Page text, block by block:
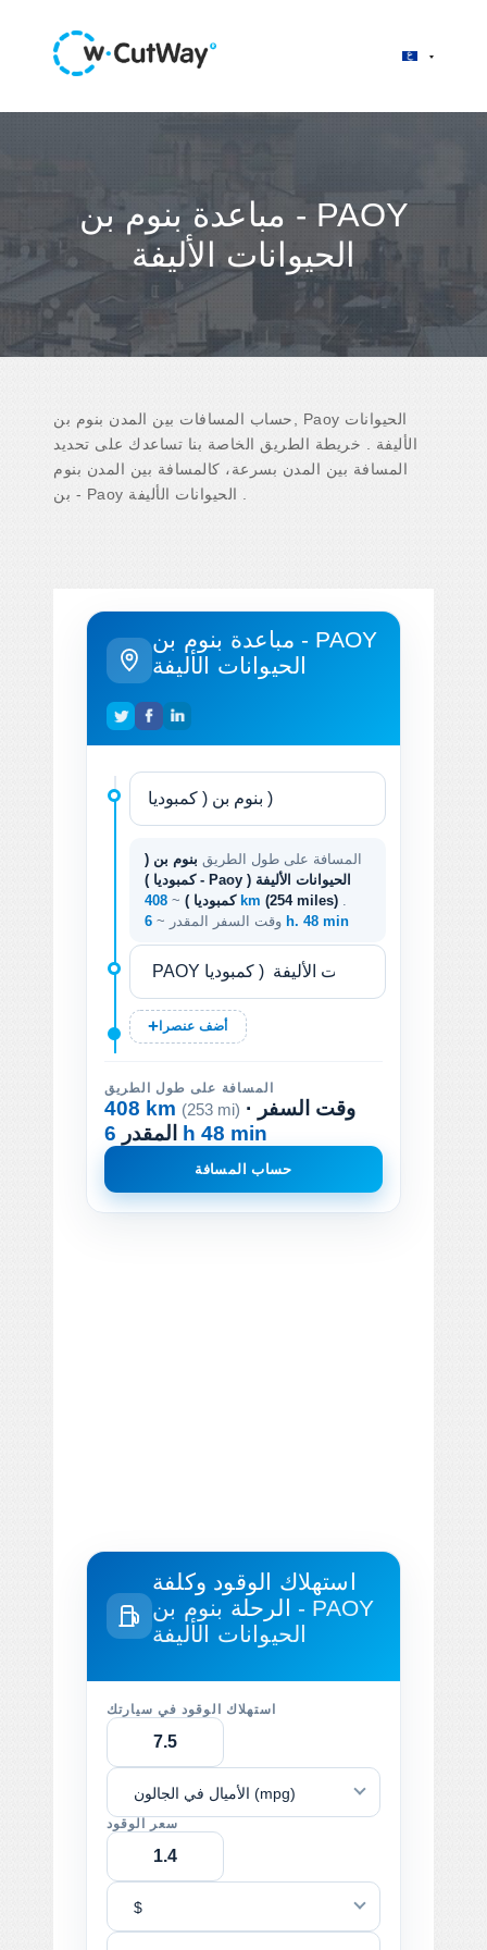
مباعدة بنوم بن - PAOY
الحيوانات الأليفة
حساب المسافات بين المدن بنوم بن, Paoy الحيوانات
الأليفة . خريطة الطريق الخاصة بنا تساعدك على تحديد
المسافة بين المدن بسرعة، كالمسافة بين المدن بنوم
مباعدة بنوم بن - PAOY
الحيوانات الأليفة
المسافة على طول الطريق بنوم بن (
كمبوديا ) - Paoy الحيوانات الأليفة (
كمبوديا ) ~ 408 km (254 miles)
وقت السفر المقدر ~ 6 h. 48 min
أضف عنصرا
المسافة على طول الطريق
408 km (253 mi) · وقت السفر
المقدر 6 h 48 min
حساب المسافة
استهلاك الوقود وكلفة
الرحلة بنوم بن - PAOY
الحيوانات الأليفة
استهلاك الوقود في سيارتك
الأميال في الجالون (mpg)
سعر الوقود
$